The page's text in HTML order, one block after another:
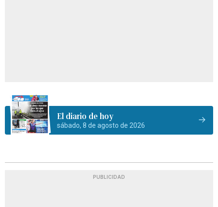
El diario de hoy
sábado, 8 de agosto de 2026
PUBLICIDAD